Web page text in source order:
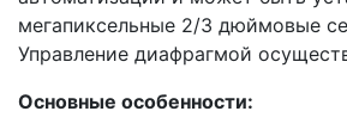
мегапиксельные 2/3 дюймовые
Управление диафрагмой
Основные особенности: